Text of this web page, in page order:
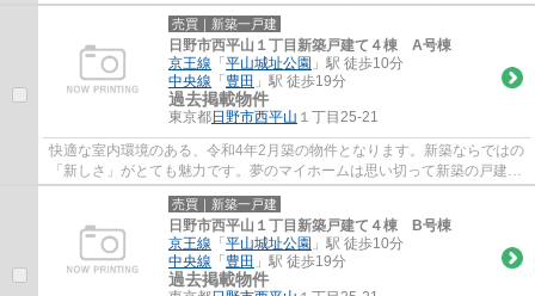
ている物件です。chuo-dwell@kbh.biglobe.ne....
売買｜新築一戸建
日野市西平山１丁目新築戸建て４棟 A号棟
京王線 「 平山城址公園 」駅 徒歩10分
中央線 「 豊田 」駅 徒歩19分
過去掲載物件
東京都日野市西平山 １丁目25-21
快適な室内環境のある、令和4年2月築の物件となります。新築ならではの
「新しさ」がとても魅力です。夢のマイホームは思い切って新築の戸建て
はいかがでしょうか。前面道路6m以上ある...
売買｜新築一戸建
日野市西平山１丁目新築戸建て４棟 B号棟
京王線 「 平山城址公園 」駅 徒歩10分
中央線 「 豊田 」駅 徒歩19分
過去掲載物件